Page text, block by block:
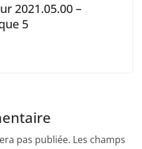
2021.05.00 –
5
pas publiée. Les champs